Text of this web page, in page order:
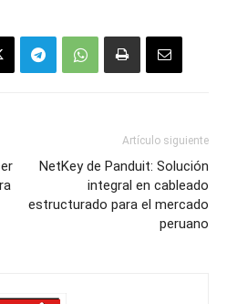
Artículo siguiente
NetKey de Panduit: Solución
integral en cableado
estructurado para el mercado
peruano